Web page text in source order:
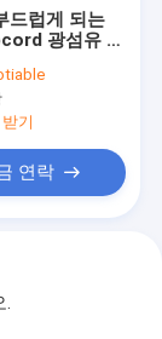
드럽게 되는
광섬유 탈
기
연락
.